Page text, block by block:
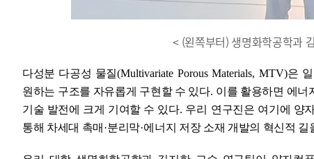
< (왼쪽부터) 생명화학공학과
다성분 다공성 물질(Multivariate Porous Materials, MTV)은
원하는 구조를 자유롭게 구현할 수 있다. 이를 활용하면 에너
기술 발전에 크게 기여할 수 있다. 우리 연구진은 여기에 양
통해 차세대 촉매 ·분리막·에너지 저장 소재 개발의 혁신적 길